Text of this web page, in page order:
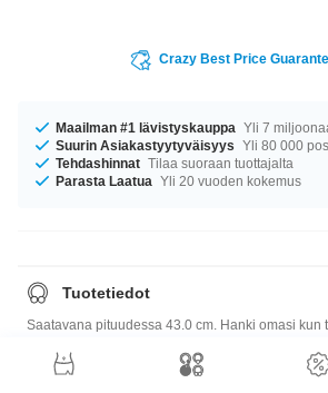
Crazy Best Price
Maailman #1 lävistyskauppa Yli 7
Suurin Asiakastyytyväisyys Yli 80 000
Tehdashinnat Tilaa suoraan tuottajalta
Parasta Laatua Yli 20 vuoden kokemus
Tuotetiedot
Saatavana pituudessa 43.0 cm. Hanki omasi kun